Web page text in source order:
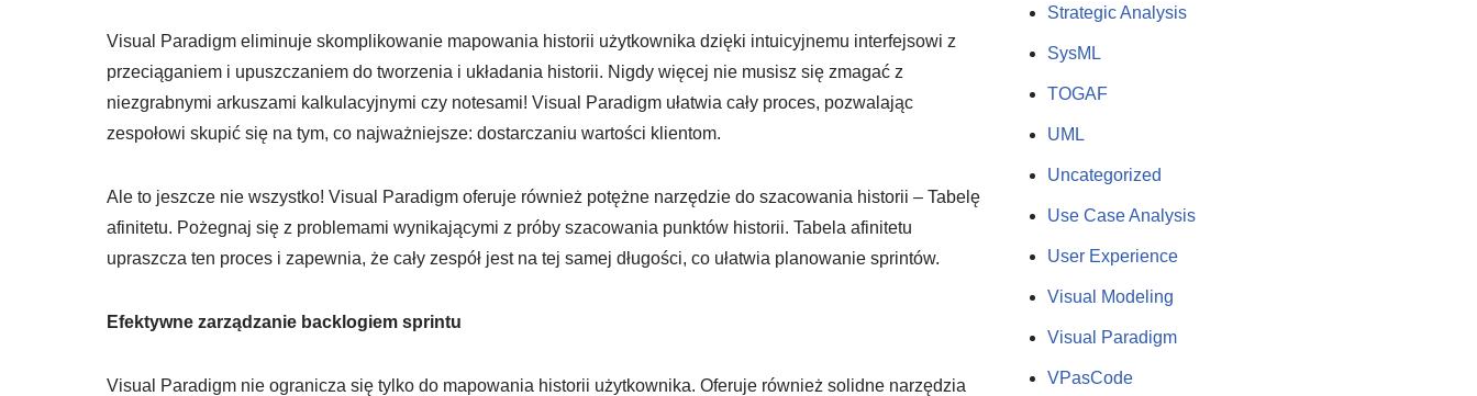
Visual Paradigm eliminuje skomplikowanie mapowania historii użytkownika dzięki intuicyjnemu interfejsowi z
przeciąganiem i upuszczaniem do tworzenia i układania historii. Nigdy więcej nie musisz się zmagać z
niezgrabnymi arkuszami kalkulacyjnymi czy notesami! Visual Paradigm ułatwia cały proces, pozwalając
zespołowi skupić się na tym, co najważniejsze: dostarczaniu wartości klientom.
Ale to jeszcze nie wszystko! Visual Paradigm oferuje również potężne narzędzie do szacowania historii – Tabelę
afinitetu. Pożegnaj się z problemami wynikającymi z próby szacowania punktów historii. Tabela afinitetu
upraszcza ten proces i zapewnia, że cały zespół jest na tej samej długości, co ułatwia planowanie sprintów.
Efektywne zarządzanie backlogiem sprintu
Visual Paradigm nie ogranicza się tylko do mapowania historii użytkownika. Oferuje również solidne narzędzia
Strategic Analysis
SysML
TOGAF
UML
Uncategorized
Use Case Analysis
User Experience
Visual Modeling
Visual Paradigm
VPasCode